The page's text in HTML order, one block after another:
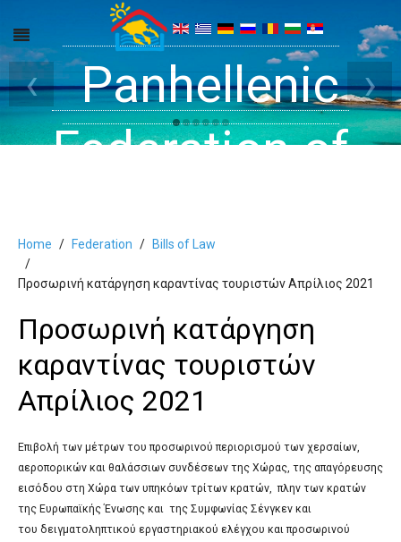
Panhellenic
Federation of
and Apartments
in Halkidiki
'Aristoteles'
Halkidiki -
Rooms, Studios,
Get inside your
Dreams
›
‹
Home Federation Bills of Law
Προσωρινή κατάργηση καραντίνας τουριστών Απρίλιος 2021
Προσωρινή κατάργηση
καραντίνας τουριστών
Απρίλιος 2021
Επιβολή των μέτρων του προσωρινού περιορισμού των χερσαίων,
αεροπορικών και θαλάσσιων συνδέσεων της Χώρας, της απαγόρευσης
εισόδου στη Χώρα των υπηκόων τρίτων κρατών, πλην των κρατών
της Ευρωπαϊκής Ένωσης και της Συμφωνίας Σένγκεν και
του δειγματοληπτικού εργαστηριακού ελέγχου και προσωρινού